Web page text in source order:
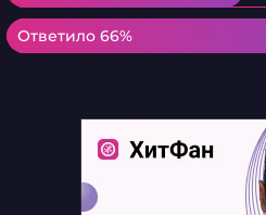
Ответило 66%
Ответило 66%